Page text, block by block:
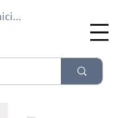
sesión